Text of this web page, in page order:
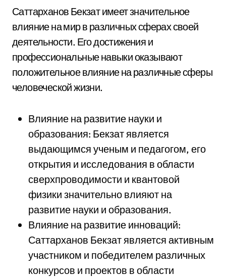
Саттарханов Бекзат имеет значительное
влияние на мир в различных сферах своей
деятельности. Его достижения и
профессиональные навыки оказывают
положительное влияние на различные сферы
человеческой жизни.
Влияние на развитие науки и
образования: Бекзат является
выдающимся ученым и педагогом, его
открытия и исследования в области
сверхпроводимости и квантовой
физики значительно влияют на
развитие науки и образования.
Влияние на развитие инноваций:
Саттарханов Бекзат является активным
участником и победителем различных
конкурсов и проектов в области